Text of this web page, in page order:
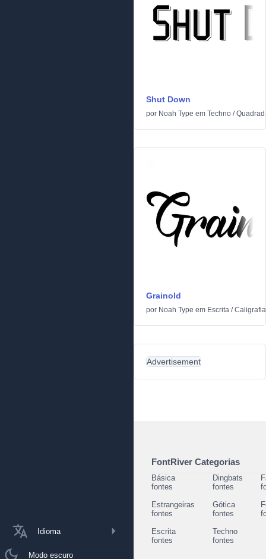
Idioma
Modo escuro
Shut Down
por Noah Type em Techno /
Grainold
por Noah Type em Escrita /Caligrafia
Advertisement
FontRiver Categorias
Básica
fontes
Dingbats
fontes
Estrangeiras
fontes
Gótica
fontes
Escrita
fontes
Techno
fontes